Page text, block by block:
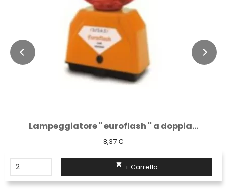
Lampeggiatore " euroflash " a doppia...
8,37 €
 + Carrello